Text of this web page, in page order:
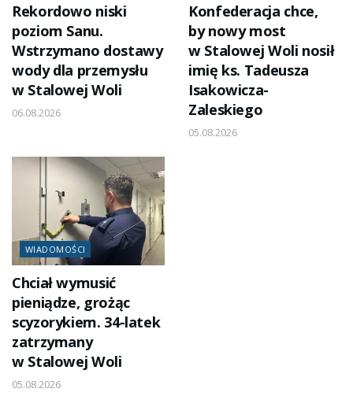
Rekordowo niski
poziom Sanu.
Wstrzymano dostawy
wody dla przemysłu
w Stalowej Woli
06.08.2026
Konfederacja chce,
by nowy most
w Stalowej Woli nosił
imię ks. Tadeusza
Isakowicza-
Zaleskiego
05.08.2026
WIADOMOŚCI
Chciał wymusić
pieniądze, grożąc
scyzorykiem. 34-latek
zatrzymany
w Stalowej Woli
05.08.2026